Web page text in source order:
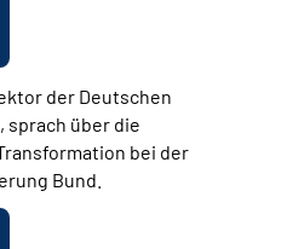
der Deutschen
sprach über die
bei der
Bund.